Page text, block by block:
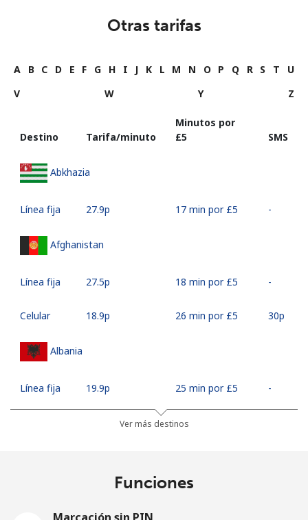
Otras tarifas
A B C D E F G H I J K L M N O P Q R S T
U
V
W Y Z
Destino Tarifa/minuto
Minutos por
⁦£5⁩
SMS
Abkhazia
Línea fija ⁦27.9p⁩ 17 min por ⁦£5⁩ -
Afghanistan
Línea fija ⁦27.5p⁩ 18 min por ⁦£5⁩ -
Celular ⁦18.9p⁩ 26 min por ⁦£5⁩ ⁦30p⁩
Albania
Línea fija ⁦19.9p⁩ 25 min por ⁦£5⁩ -
13 min por ⁦£5⁩
Ver más destinos
Funciones